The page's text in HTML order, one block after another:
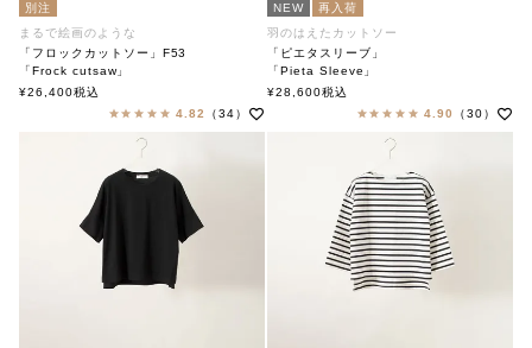
別注
まるで絵画のような
「フロックカットソー」F53
「Frock cutsaw」
soutiencollar（ステンカラー）
¥26,400税込
4.82
（34）
NEW
再入荷
羽のはえたカットソー
「ピエタスリーブ」
「Pieta Sleeve」
soutiencollar
¥28,600税込
4.90
（30）